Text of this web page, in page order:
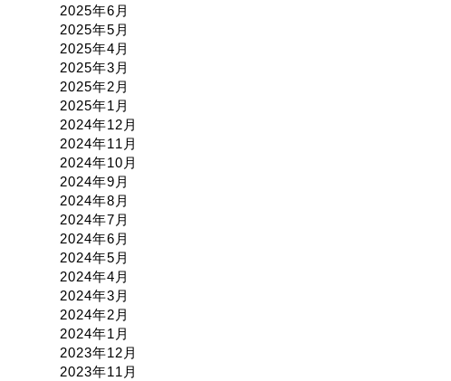
2025年6月
2025年5月
2025年4月
2025年3月
2025年2月
2025年1月
2024年12月
2024年11月
2024年10月
2024年9月
2024年8月
2024年7月
2024年6月
2024年5月
2024年4月
2024年3月
2024年2月
2024年1月
2023年12月
2023年11月